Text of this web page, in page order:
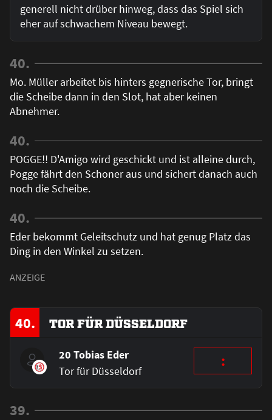
generell nicht drüber hinweg, dass das Spiel sich
eher auf schwachem Niveau bewegt.
40.
Mo. Müller arbeitet bis hinters gegnerische Tor, bringt
die Scheibe dann in den Slot, hat aber keinen
Abnehmer.
40.
POGGE!! D'Amigo wird geschickt und ist alleine durch,
Pogge fährt den Schoner aus und sichert danach auch
noch die Scheibe.
40.
Eder bekommt Geleitschutz und hat genug Platz das
Ding in den Winkel zu setzen.
40. TOR FÜR DÜSSELDORF
20 Tobias Eder
Tor für Düsseldorf
:
39.